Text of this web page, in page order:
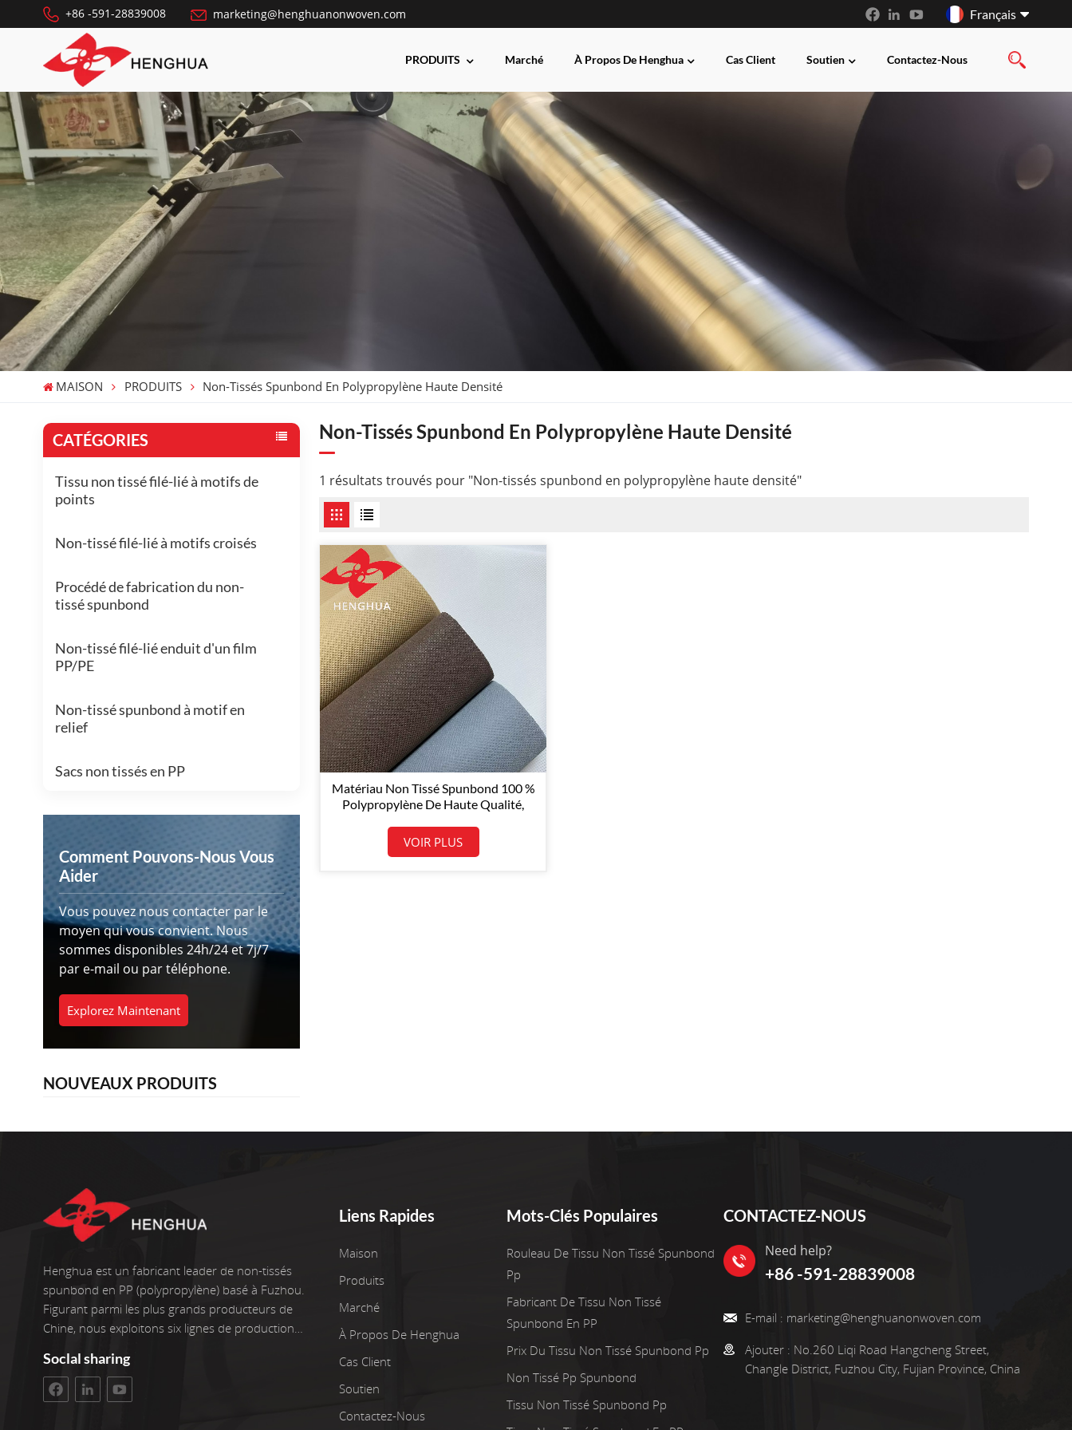
+86 -591-28839008 marketing@henghuanonwoven.com Français
PRODUITS Marché À Propos De Henghua Cas Client Soutien Contactez-Nous
MAISON PRODUITS Non-Tissés Spunbond En Polypropylène Haute Densité
CATÉGORIES
Tissu non tissé filé-lié à motifs de
points
Non-tissé filé-lié à motifs croisés
Procédé de fabrication du non-
tissé spunbond
Non-tissé filé-lié enduit d'un film
PP/PE
Non-tissé spunbond à motif en
relief
Sacs non tissés en PP
Comment Pouvons-Nous Vous
Aider
Vous pouvez nous contacter par le
moyen qui vous convient. Nous
sommes disponibles 24h/24 et 7j/7
par e-mail ou par téléphone.
Explorez Maintenant
NOUVEAUX PRODUITS
Non-Tissés Spunbond En Polypropylène Haute Densité
1 résultats trouvés pour "Non-tissés spunbond en polypropylène haute densité"
Matériau Non Tissé Spunbond 100 %
Polypropylène De Haute Qualité,
Respectueux De L'environnement,
Fabriqué En Chine.
VOIR PLUS
Henghua est un fabricant leader de non-tissés
spunbond en PP (polypropylène) basé à Fuzhou.
Figurant parmi les plus grands producteurs de
Chine, nous exploitons six lignes de production
installations couvrent une superficie d'atelier de
3 400 m². L'investissement brut s'élève à 100
millions de yuans. Nous sommes fiers de plus
Soclal sharing
Liens Rapides
Maison
Produits
Marché
À Propos De Henghua
Cas Client
Soutien
Contactez-Nous
Mots-Clés Populaires
Rouleau De Tissu Non Tissé Spunbond
Pp
Fabricant De Tissu Non Tissé
Spunbond En PP
Prix Du Tissu Non Tissé Spunbond Pp
Non Tissé Pp Spunbond
Tissu Non Tissé Spunbond Pp
CONTACTEZ-NOUS
Need help?
+86 -591-28839008
E-mail : marketing@henghuanonwoven.com
Ajouter : No.260 Liqi Road Hangcheng Street,
Changle District, Fuzhou City, Fujian Province, China